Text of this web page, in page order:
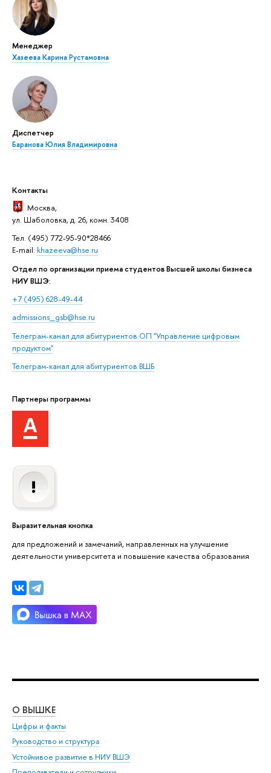
Менеджер
Хазеева Карина Рустамовна
Диспетчер
Баранова Юлия Владимировна
Контакты
Москва,
ул. Шаболовка, д. 26, комн. 3408
Тел. (495) 772-95-90*28466
E-mail: khazeeva@hse.ru
Отдел по организации приема студентов Высшей школы бизнеса
НИУ ВШЭ:
+7 (495) 628-49-44
admissions_gsb@hse.ru
Телеграм-канал для абитуриентов ОП "Управление цифровым
продуктом"
Телеграм-канал для абитуриентов ВШБ
Партнеры программы
Выразительная кнопка
для предложений и замечаний, направленных на улучшение
деятельности университета и повышение качества образования
О ВЫШКЕ
Цифры и факты
Руководство и структура
Устойчивое развитие в НИУ ВШЭ